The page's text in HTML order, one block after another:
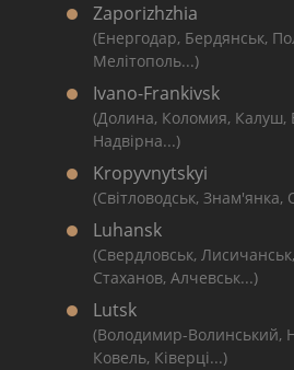
Zaporizhzhia
(Енергодар, Бердянськ,
Мелітополь...)
Ivano-Frankivsk
(Долина, Коломия, Калуш,
Надвірна...)
Kropyvnytskyi
(Світловодськ, Знам'янка,
Luhansk
(Свердловськ,
Стаханов, Алчевськ...)
Lutsk
(Володимир-Волинський,
Ковель, Ківерці...)